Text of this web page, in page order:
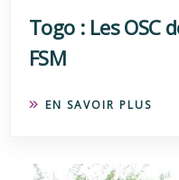
Togo : Les OSC
FSM
EN SAVOIR PLUS